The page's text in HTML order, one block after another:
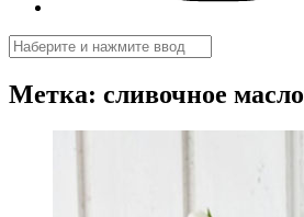
Поиск
Метка: сливочное масло